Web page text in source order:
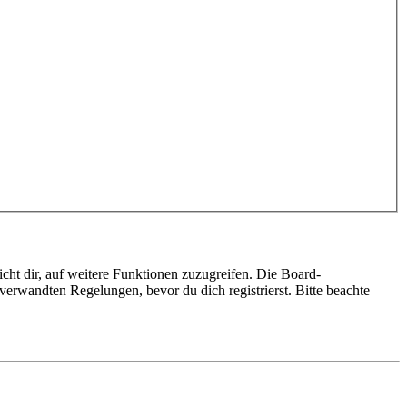
dir, auf weitere Funktionen zuzugreifen. Die Board-
Regelungen, bevor du dich registrierst. Bitte beachte